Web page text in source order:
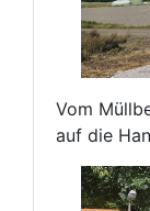
Vom
auf die